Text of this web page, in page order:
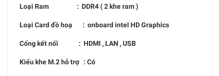
Loại Ram : DDR4 ( 2 khe ram )
Loại Card đồ hoạ : onboard intel HD Graphics
Cổng kết nối : HDMI , LAN , USB
Kiểu khe M.2 hỗ trợ : Có